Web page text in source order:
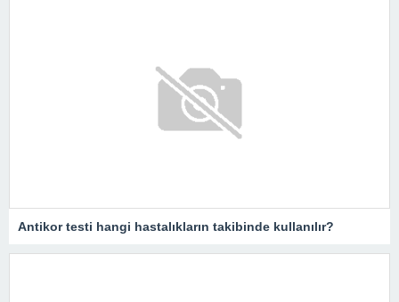
Antikor testi hangi hastalıkların takibinde kullanılır?